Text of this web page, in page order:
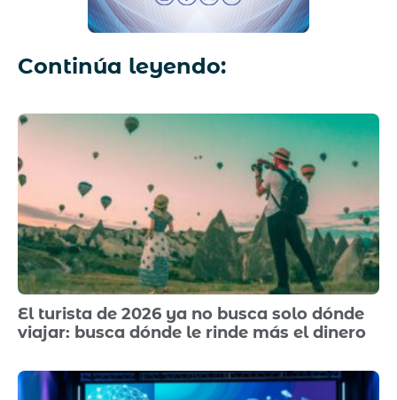
Continúa leyendo:
El turista de 2026 ya no busca solo dónde
viajar: busca dónde le rinde más el dinero